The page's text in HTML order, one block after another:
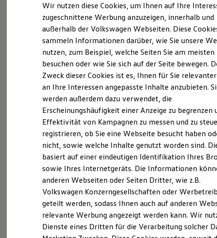
Elektroautos
ID. Tutorials
Elektrofahrzeugkonzepte
Reichweite
Reichweite der ID. Modelle
Reichweite im Winter
Laden
Laden unterwegs
Laden Zuhause
Ladezeitensimulator
Batterie
Sicherheit
Garantie und Lebensdauer
Nachhaltigkeit
Technologie
Kosten und Kauf
Verbrauchskosten
Kaufoptionen
E-Auto-Förderung
Software und Konnektivität
Die ID. Software 6
ID. Software Versionen und Updates
Digitale Extras
Schnittstellen zu Ihrem ID.
1.1 Vorbehaltlich individueller Absprachen und
Vereinbarungen, die Vorrang vor diesen
Allgemeinen Geschäftsbedingungen haben,
gelten für die Geschäftsbeziehung zwischen der
Autohaus Wilhelm Schmitz GmbH & Co KG (im
nachfolgenden „Verkäufer“) und dem Kunden
hinsichtlich der vom Verkäufer auf der Internet-
Handelsplattform „eBay Kleinanzeigen“
dargestellten Waren ausschließlich die
nachfolgenden Allgemeinen
Geschäftsbedingungen. Soweit nichts anderes
vereinbart, wird der Einbeziehung von eigenen
Bedingungen des Kunden widersprochen.
1.2. Der Verkäufer richtet sich mit seinem
Angebot sowohl an Verbraucher als auch an
Unternehmer. Verbraucher ist dabei, wer einen
Vertrag zu Zwecken abschließt, die überwiegend
Wir nutzen diese Cookies, um Ihnen auf Ihre
zugeschnittene Werbung anzuzeigen, innerhalb und
außerhalb der Volkswagen Webseiten. Diese
sammeln Informationen darüber, wie Sie unsere
nutzen, zum Beispiel, welche Seiten Sie am meisten
besuchen oder wie Sie sich auf der Seite bewegen.
Zweck dieser Cookies ist es, Ihnen für Sie
an Ihre Interessen angepasste Inhalte anzubieten.
werden außerdem dazu verwendet, die
Erscheinungshäufigkeit einer Anzeige zu begrenzen
Effektivität von Kampagnen zu messen und zu
registrieren, ob Sie eine Webseite besucht haben
nicht, sowie welche Inhalte genutzt worden sind.
basiert auf einer eindeutigen Identifikation Ihres
sowie Ihres Internetgeräts. Die Informationen
anderen Webseiten oder Seiten Dritter, wie z.B.
Volkswagen Konzerngesellschaften oder
geteilt werden, sodass Ihnen auch auf anderen
relevante Werbung angezeigt werden kann. Wir
Dienste eines Dritten für die Verarbeitung solcher